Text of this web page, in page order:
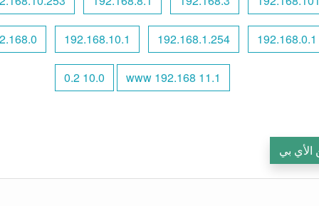
192.168.0.1
192.168.1.254
192.168.10.1
www 192.168 11.1
10.0 0.2
الأي بي